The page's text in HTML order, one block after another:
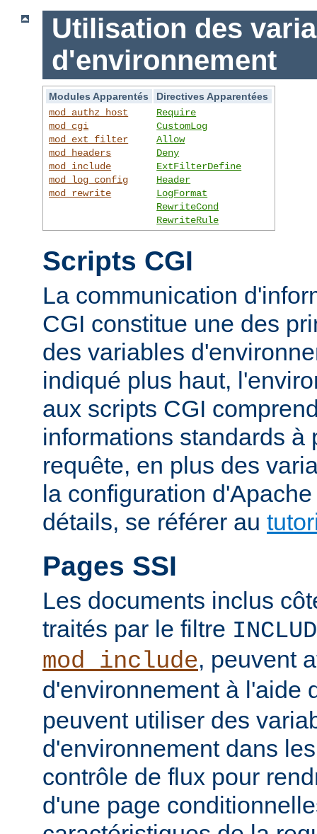
Utilisation des
d'environnement
Modules Apparentés
Directives Apparentées
mod_authz_host
mod_cgi
mod_ext_filter
mod_headers
mod_include
mod_log_config
mod_rewrite
Require
CustomLog
Allow
Deny
ExtFilterDefine
Header
LogFormat
RewriteCond
RewriteRule
Scripts CGI
La communication
CGI constitue une des
des variables
indiqué plus haut,
aux scripts CGI
informations standards à
requête, en plus des
la configuration
détails, se référer au
Pages SSI
Les documents inclus
traités par le filtre
mod_include, peuvent
d'environnement à l'aide
peuvent utiliser des
d'environnement dans
contrôle de flux pour
d'une page